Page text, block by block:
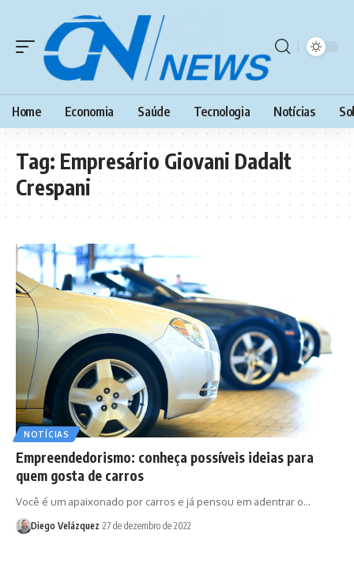
Home Economia Saúde Tecnologia Notícias
Tag: Empresário Giovani Dadalt
Crespani
NOTÍCIAS
Empreendedorismo: conheça possíveis ideias para
quem gosta de carros
Você é um apaixonado por carros e já pensou em adentrar o…
Diego Velázquez 27 de dezembro de 2022